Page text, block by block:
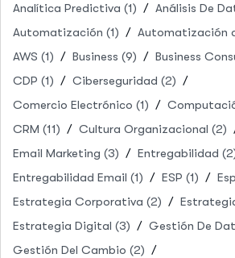
Analítica Predictiva (1) Análisis De
Automatización (1) Automatización
AWS (1) Business (9) Business
CDP (1) Ciberseguridad (2)
Comercio Electrónico (1)
CRM (11) Cultura Organizacional (2)
Email Marketing (3) Entregabilidad
Entregabilidad Email (1) ESP (1)
Estrategia Corporativa (2)
Estrategia Digital (3) Gestión De
Gestión Del Cambio (2)